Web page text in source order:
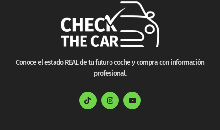
Conoce el estado REAL de tu futuro coche y compra con información
profesional.